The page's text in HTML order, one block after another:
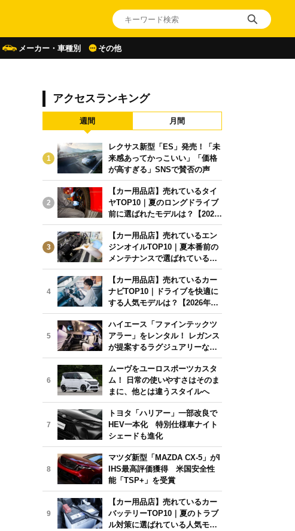
メーカー・車種別 その他
アクセスランキング
週間 月間
1
レクサス新型「ES」発売！「未
来感あってかっこいい」「価格
が高すぎる」SNSで賛否の声
2
【カー用品店】売れているタイ
ヤTOP10｜夏のロングドライブ
前に選ばれたモデルは？【2026
年6月版】
3
【カー用品店】売れているエン
ジンオイルTOP10｜夏本番前の
メンテナンスで選ばれている人
気モデルは？【2026年6月版】
4
【カー用品店】売れているカー
ナビTOP10｜ドライブを快適に
する人気モデルは？【2026年6
月版】
5
ハイエース「ファインテックツ
アラー」をレンタル！ レガンス
が提案するラグジュアリーな移
動体験
6
ムーヴをユーロスポーツカスタ
ム！ 日常の使いやすさはそのま
まに、他とは違うスタイルへ
7
トヨタ「ハリアー」一部改良で
HEV一本化 特別仕様車ナイト
シェードも進化
8
マツダ新型「MAZDA CX-5」がI
IHS最高評価獲得 米国安全性
能「TSP+」を受賞
9
【カー用品店】売れているカー
バッテリーTOP10｜夏のトラブ
ル対策に選ばれている人気モデ